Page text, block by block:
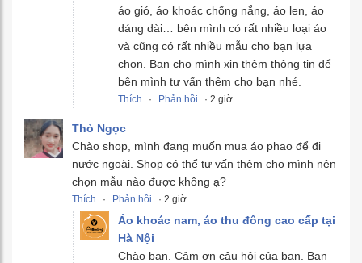
áo gió, áo khoác chống nắng, áo len, áo
dáng dài… bên mình có rất nhiều loại áo
và cũng có rất nhiều mẫu cho bạn lựa
chọn. Bạn cho mình xin thêm thông tin để
bên mình tư vấn thêm cho bạn nhé.
Thích · Phản hồi · 2 giờ
Thỏ Ngọc
Chào shop, mình đang muốn mua áo phao để đi
nước ngoài. Shop có thể tư vấn thêm cho mình nên
chọn mẫu nào được không ạ?
Thích · Phản hồi · 2 giờ
Áo khoác nam, áo thu đông cao cấp tại
Hà Nội
Chào bạn. Cảm ơn câu hỏi của bạn. Bạn